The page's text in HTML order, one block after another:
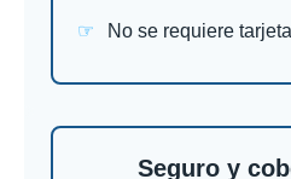
No se requiere
Seguro y